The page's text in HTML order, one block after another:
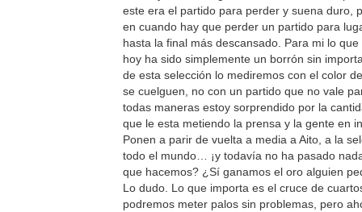
este era el partido para perder y suena duro,
en cuando hay que perder un partido para
hasta la final más descansado. Para mi lo
hoy ha sido simplemente un borrón sin
de esta selección lo mediremos con el color
se cuelguen, no con un partido que no vale
todas maneras estoy sorprendido por la
que le esta metiendo la prensa y la gente en
Ponen a parir de vuelta a media a Aito, a la
todo el mundo… ¡y todavía no ha pasado
que hacemos? ¿Sí ganamos el oro alguien
Lo dudo. Lo que importa es el cruce de
podremos meter palos sin problemas, pero